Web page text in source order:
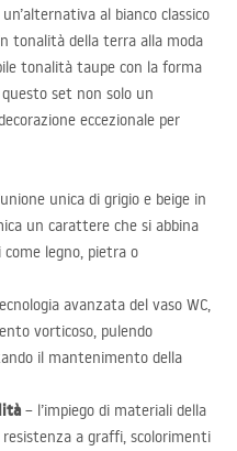
al bianco classico
tonalità della terra alla moda
tonalità taupe con la forma
set non solo un
eccezionale per
unica di grigio e beige in
un carattere che si abbina
legno, pietra o
avanzata del vaso WC,
vorticoso, pulendo
il mantenimento della
– l’impiego di materiali della
a graffi, scolorimenti